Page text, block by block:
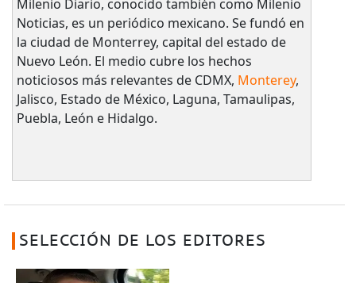
Milenio Diario, conocido también como Milenio
Noticias, es un periódico mexicano. Se fundó en
la ciudad de Monterrey, capital del estado de
Nuevo León. El medio cubre los hechos
noticiosos más relevantes de CDMX, Monterey,
Jalisco, Estado de México, Laguna, Tamaulipas,
Puebla, León e Hidalgo.
SELECCIÓN DE LOS EDITORES